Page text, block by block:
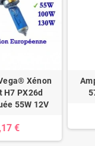
Xénon
H7 PX26d
55W 12V
€